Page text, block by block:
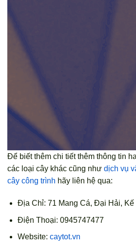
Để biết thêm chi tiết thêm thông tin
các loại cây khác cũng như dịch vụ
cây công trình hãy liên hệ qua:
Địa Chỉ: 71 Mang Cá, Đại Hải, Kế
Điện Thoại: 0945747477
Website: caytot.vn